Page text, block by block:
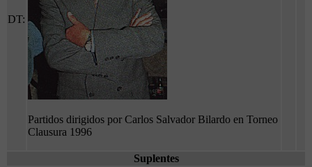
DT:
Partidos dirigidos por Carlos Salvador Bilardo en Torneo
Clausura 1996
Suplentes